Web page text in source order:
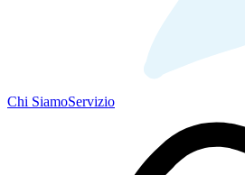
Chi SiamoServizio